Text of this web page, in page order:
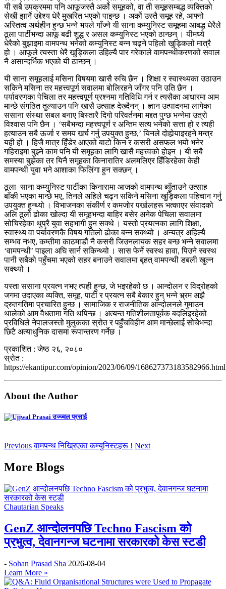
यी सबै उपक्रममा पनि आफूजस्तै अर्को समूहको, वा ती समूहसम्बद्ध व्यक्तिको
सेखी झार्ने उद्देश्य धेरै मुखरित भएको पाइन्छ । अर्को उस्तै समूह रहे, आफ्नो
अस्तित्व अर्थहीन हुन्छ भन्ने भयले गाँज्ने यी साना कम्युनिस्ट समूहमा आबद्ध धेरैले
ठूला पार्टीभन्दा आफू बढी शुद्ध र असल कम्युनिस्ट भएको ठान्छन् । यीमध्ये
धेरैको बुझाइमा वामपन्थ भनेको कम्युनिस्ट बन्न चढ्ने पहिलो खुड्किलो मात्रै
हो । आफूले त्यस्ता धेरै खुड्किला उहिल्यै पार गरेकाले वामपन्थीकरणको सवाल
नै असान्दर्भिक भएको यी ठान्छन् ।
यी साना समूहलाई मसिना विषयमा खासै रुचि छैन । शिक्षा र स्वास्थ्यका उठाउन
सकिने मसिना तर महत्त्वपूर्ण सवालमा बोलिरहने जाँगर पनि उति छैन ।
पर्यावरणका पेचिला तर महत्त्वपूर्ण प्रश्नमा गतिविधि गर्न र त्यसैका आधारमा आम
मान्छे संगठित तुल्याउन पनि खासै उत्साह देख्दैनन् । ज्ञान उत्पादनमा लागेका
ससाना संस्था सबल बनाए बिस्तारै दिगो परिवर्तनमा मद्दत पुग्छ भन्नेमा उत्रो
विश्वास पनि छैन । ‘सबैभन्दा महत्त्वपूर्ण र अन्तिम सत्य भनेको सत्ता हो र त्यही
हत्याउन सबै ऊर्जा र समय खर्च गर्नु उपयुक्त हुन्छ,’ यिनले दोहोर्‍याइरहने मन्त्र
यही हो । हिजै मात्र हिँडेर आएको बाटो किन र कसरी असफल भयो भनेर
गहिराइमा बुझ्ने काम पनि यी समूहका लागि खासै महत्त्वको होइन । यी सबै
समस्या बुझेका तर यिनै समूहका किनारातिर अलमलिएर हिँडिरहेका केही
वामपन्थी युवा भने आशाका फिलिंगा हुन सक्छन् ।
ठूला–साना कम्युनिस्ट पार्टीका किनारामा आजको वामपन्थ ब्युँताउने उत्साह
बाँकी भएका मान्छे भए, तिनले अहिले चढ्न सकिने मसिना खुड्किला पहिचान गर्नु
उपयुक्त हुन्थ्यो । विभाजनका संकीर्ण र कमजोर पर्खालहरू भत्काएर संवादको
अलि ठूलो ढोका खोल्दा यी समूहभन्दा बाहिर बसेर अनेक पेचिला सवालमा
सोचिरहेका थुप्रै युवा सहभागी हुन सक्थे । यस्तो प्रयत्नका लागि शिक्षा,
स्वास्थ्य वा पर्यावरणकै विषय गतिलो ढोका बन्न सक्थ्यो । अन्यत्र अहिल्यै
सम्भव नभए, कम्तीमा काठमाडौं नै कसरी जिउनलायक सहर बन्छ भन्ने सवालमा
‘वामपन्थी’ पाइला अघि सार्न सकिन्थ्यो । सास फेर्ने स्वस्थ हावा, पिउने स्वस्थ
पानी सबैको पहुँचमा भएको सहर बनाउने सवालमा बृहत् वामपन्थी डबली खुल्न
सक्थ्यो ।
यस्ता ससाना प्रयत्न नभए त्यही हुन्छ, जे भइरहेको छ । आन्दोलन र विद्रोहको
जगमा उदाएका व्यक्ति, समूह, पार्टी र प्रयत्न सबै बेकार हुन् भन्ने भ्र्रम अझै
द्रुतगतिमा प्रचारित हुन्छ । सामाजिक र राजनीतिक आन्दोलनले गुमाउन
थालेको आम वैधतामा गति थपिन्छ । अत्यन्त गतिशीलतापूर्वक बदलिइरहेको
प्रविधिले नेपालजस्तो मुलुकका स्रोत र पहुँचविहीन आम मान्छेलाई सोचेभन्दा
छिटै अत्याधुनिक दासमा रूपान्तरण गर्नेछ ।
प्रकाशित : जेष्ठ २६, २०८०
स्रोत :
https://ekantipur.com/opinion/2023/06/09/168627373183582966.html
About the Author
उज्ज्वल प्रसाई
Previous वामपन्थ निख्रिएका कम्युनिस्टहरू ! Next
More Blogs
Chautarian Speaks
GenZ आन्दोलनपछि Techno Fascism को
प्रभुत्व, देवानगन्ज घटनामा सरकारको केस स्टडी
- Sohan Prasad Sha 2026-08-04
Learn More »